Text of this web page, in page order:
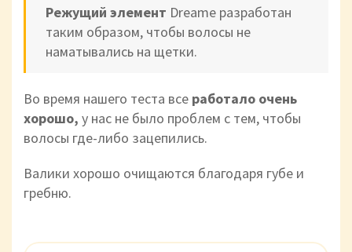
Режущий элемент Dreame разработан
таким образом, чтобы волосы не
наматывались на щетки.
Во время нашего теста все работало очень
хорошо, у нас не было проблем с тем, чтобы
волосы где-либо зацепились.
Валики хорошо очищаются благодаря губе и
гребню.